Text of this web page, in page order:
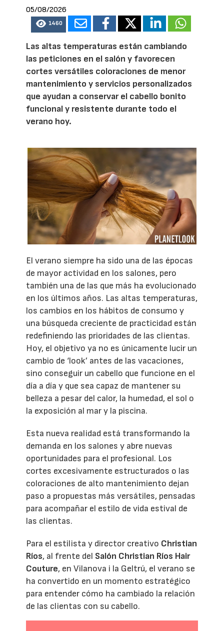
05/08/2026
1460
Las altas temperaturas están cambiando
las peticiones en el salón y favorecen
cortes versátiles coloraciones de menor
mantenimiento y servicios personalizados
que ayudan a conservar el cabello bonito
funcional y resistente durante todo el
verano hoy.
El verano siempre ha sido una de las épocas
de mayor actividad en los salones, pero
también una de las que más ha evolucionado
en los últimos años. Las altas temperaturas,
los cambios en los hábitos de consumo y
una búsqueda creciente de practicidad están
redefiniendo las prioridades de las clientas.
Hoy, el objetivo ya no es únicamente lucir un
cambio de ‘look’ antes de las vacaciones,
sino conseguir un cabello que funcione en el
día a día y que sea capaz de mantener su
belleza a pesar del calor, la humedad, el sol o
la exposición al mar y la piscina.
Esta nueva realidad está transformando la
demanda en los salones y abre nuevas
oportunidades para el profesional. Los
cortes excesivamente estructurados o las
coloraciones de alto mantenimiento dejan
paso a propuestas más versátiles, pensadas
para acompañar el estilo de vida estival de
las clientas.
Para el estilista y director creativo Christian
Ríos, al frente del Salón Christian Ríos Hair
Couture, en Vilanova i la Geltrú, el verano se
ha convertido en un momento estratégico
para entender cómo ha cambiado la relación
de las clientas con su cabello.